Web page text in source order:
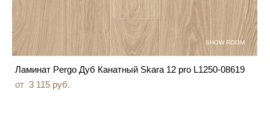
SHOW ROOM
Ламинат Pergo Дуб Канатный Skara 12 pro L1250-08619
от 3 115 pуб.